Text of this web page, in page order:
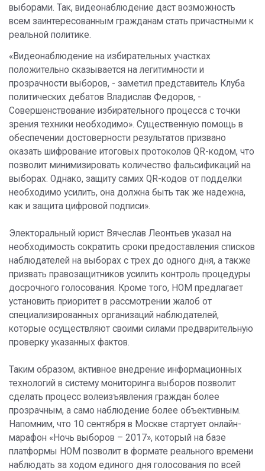
выборами. Так, видеонаблюдение даст возможность
всем заинтересованным гражданам стать причастными к
реальной политике.
«Видеонаблюдение на избирательных участках
положительно сказывается на легитимности и
прозрачности выборов, - заметил представитель Клуба
политических дебатов Владислав Федоров, -
Совершенствование избирательного процесса с точки
зрения техники необходимо». Существенную помощь в
обеспечении достоверности результатов призвано
оказать шифрование итоговых протоколов QR-кодом, что
позволит минимизировать количество фальсификаций на
выборах. Однако, защиту самих QR-кодов от подделки
необходимо усилить, она должна быть так же надежна,
как и защита цифровой подписи».
Электоральный юрист Вячеслав Леонтьев указал на
необходимость сократить сроки предоставления списков
наблюдателей на выборах с трех до одного дня, а также
призвать правозащитников усилить контроль процедуры
досрочного голосования. Кроме того, НОМ предлагает
установить приоритет в рассмотрении жалоб от
специализированных организаций наблюдателей,
которые осуществляют своими силами предварительную
проверку указанных фактов.
Таким образом, активное внедрение информационных
технологий в систему мониторинга выборов позволит
сделать процесс волеизъявления граждан более
прозрачным, а само наблюдение более объективным.
Напомним, что 10 сентября в Москве стартует онлайн-
марафон «Ночь выборов – 2017», который на базе
платформы НОМ позволит в формате реального времени
наблюдать за ходом единого дня голосования по всей